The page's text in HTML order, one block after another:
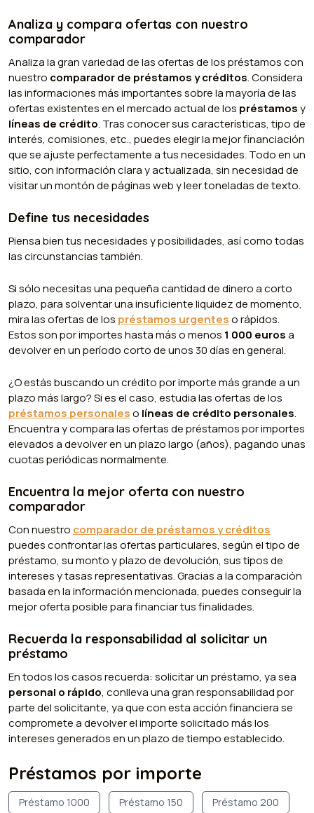
Analiza y compara ofertas con nuestro
comparador
Analiza la gran variedad de las ofertas de los préstamos con
nuestro comparador de préstamos y créditos. Considera
las informaciones más importantes sobre la mayoría de las
ofertas existentes en el mercado actual de los préstamosy
líneas de crédito. Tras conocer sus características, tipo de
interés, comisiones, etc., puedes elegir la mejor financiación
que se ajuste perfectamente a tus necesidades. Todo en un
sitio, con información clara y actualizada, sin necesidad de
visitar un montón de páginas web y leer toneladas de texto.
Define tus necesidades
Piensa bien tus necesidades y posibilidades, así como todas
las circunstancias también.
Si sólo necesitas una pequeña cantidad de dinero a corto
plazo, para solventar una insuficiente liquidez de momento,
mira las ofertas de los préstamos urgenteso rápidos.
Estos son por importes hasta más o menos 1 000 eurosa
devolver en un período corto de unos 30 días en general.
¿O estás buscando un crédito por importe más grande a un
plazo más largo? Si es el caso, estudia las ofertas de los
préstamos personaleso líneas de crédito personales.
Encuentra y compara las ofertas de préstamos por importes
elevados a devolver en un plazo largo (años), pagando unas
cuotas periódicas normalmente.
Encuentra la mejor oferta con nuestro
comparador
Con nuestro comparador de préstamos y créditos
puedes confrontar las ofertas particulares, según el tipo de
préstamo, su monto y plazo de devolución, sus tipos de
intereses y tasas representativas. Gracias a la comparación
basada en la información mencionada, puedes conseguir la
mejor oferta posible para financiar tus finalidades.
Recuerda la responsabilidad al solicitar un
préstamo
En todos los casos recuerda: solicitar un préstamo, ya sea
personal o rápido, conlleva una gran responsabilidad por
parte del solicitante, ya que con esta acción financiera se
compromete a devolver el importe solicitado más los
intereses generados en un plazo de tiempo establecido.
Préstamos por importe
Préstamo 1000 Préstamo 150 Préstamo 200